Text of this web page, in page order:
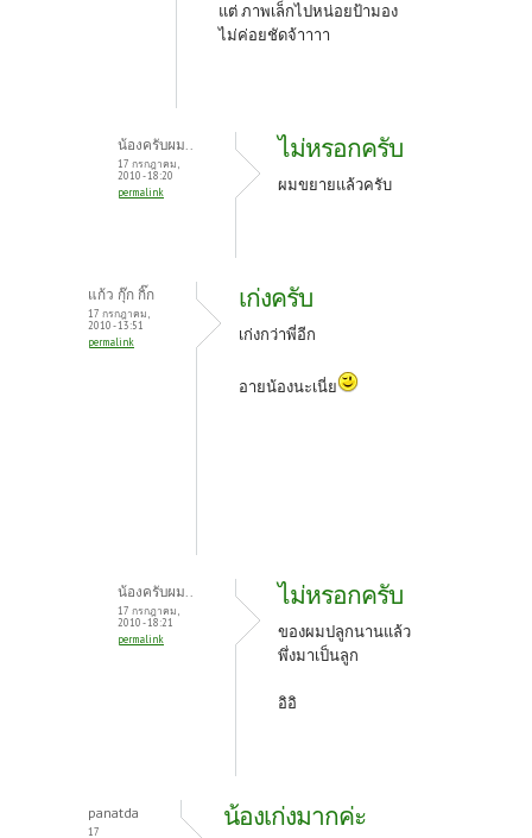
แต่ ภาพเล็กไปหน่อยป้ามอง
ไม่ค่อยชัดจ้าาาา
น้องครับผม..
17 กรกฎาคม,
2010 - 18:20
permalink
ไม่หรอกครับ
ผมขยายแล้วครับ
แก้ว กุ๊ก กิ๊ก
17 กรกฎาคม,
2010 - 13:51
permalink
เก่งครับ
เก่งกว่าพี่อีก
อายน้องนะเนี่ย
น้องครับผม..
17 กรกฎาคม,
2010 - 18:21
permalink
ไม่หรอกครับ
ของผมปลูกนานแล้ว
พึ่งมาเป็นลูก
อิอิ
panatda
17
น้องเก่งมากค่ะ